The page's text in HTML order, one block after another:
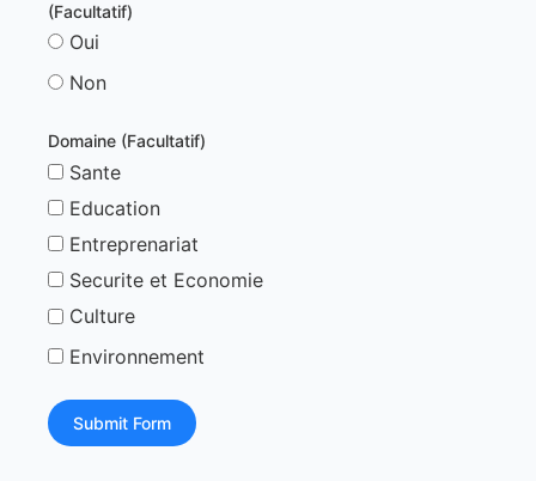
(Facultatif)
Oui
Non
Domaine (Facultatif)
Sante
Education
Entreprenariat
Securite et Economie
Culture
Environnement
Submit Form